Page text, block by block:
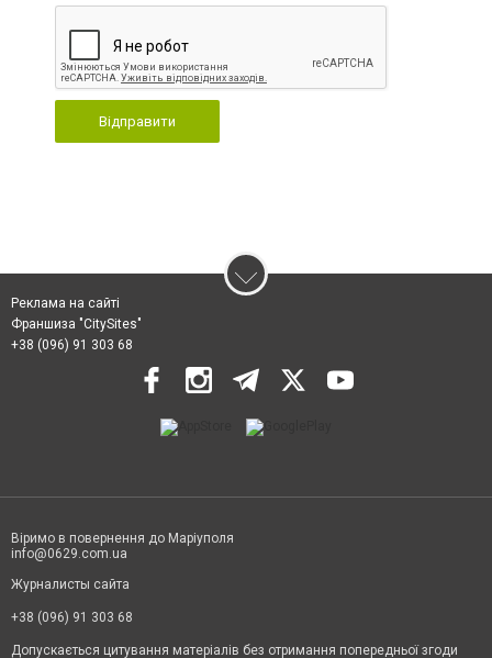
Відправити
Реклама на сайті
Франшиза "CitySites"
+38 (096) 91 303 68
Віримо в повернення до Маріуполя
info@0629.com.ua
Журналисты сайта
+38 (096) 91 303 68
Допускається цитування матеріалів без отримання попередньої згоди